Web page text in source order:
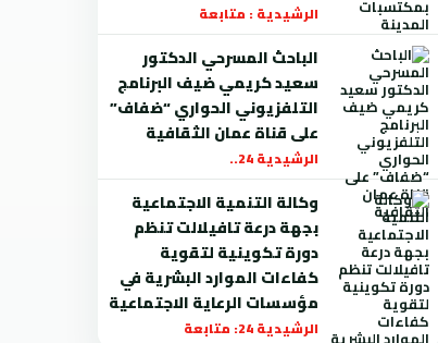
الرشيدية : متابعة
الباحث المسرحي الدكتور
سعيد كريمي ضيف البرنامج
التلفزيوني الحواري “ضفاف”
على قناة عمان الثقافية
الرشيدية 24..
وكالة التنمية الاجتماعية
بجهة درعة تافيلالت تنظم
دورة تكوينية لتقوية
كفاءات الموارد البشرية في
مؤسسات الرعاية الاجتماعية
الرشيدية 24: متابعة